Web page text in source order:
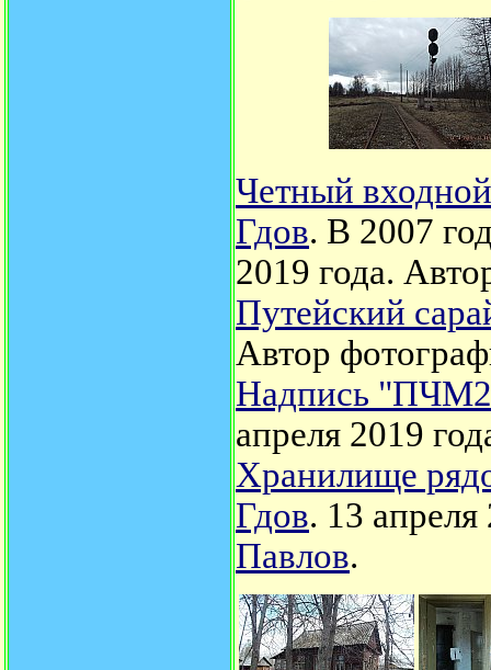
Четный
Гдов. В 2007
2019 года.
Путейский
Автор
Надпись "ПЧМ2
апреля 2019
Хранилище
Гдов. 13
Павлов.